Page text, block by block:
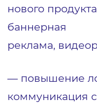
нового
баннерная
реклама,
― повышение
коммуникация